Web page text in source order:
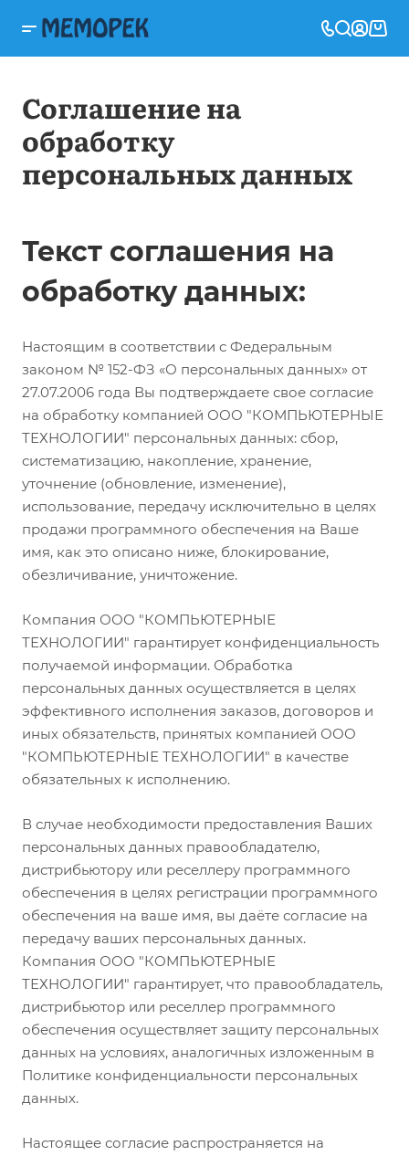
Соглашение на
обработку
персональных данных
Текст соглашения на
обработку данных:
Настоящим в соответствии с Федеральным
законом № 152-ФЗ «О персональных данных» от
27.07.2006 года Вы подтверждаете свое согласие
на обработку компанией ООО "КОМПЬЮТЕРНЫЕ
ТЕХНОЛОГИИ" персональных данных: сбор,
систематизацию, накопление, хранение,
уточнение (обновление, изменение),
использование, передачу исключительно в целях
продажи программного обеспечения на Ваше
имя, как это описано ниже, блокирование,
обезличивание, уничтожение.
Компания ООО "КОМПЬЮТЕРНЫЕ
ТЕХНОЛОГИИ" гарантирует конфиденциальность
получаемой информации. Обработка
персональных данных осуществляется в целях
эффективного исполнения заказов, договоров и
иных обязательств, принятых компанией ООО
"КОМПЬЮТЕРНЫЕ ТЕХНОЛОГИИ" в качестве
обязательных к исполнению.
В случае необходимости предоставления Ваших
персональных данных правообладателю,
дистрибьютору или реселлеру программного
обеспечения в целях регистрации программного
обеспечения на ваше имя, вы даёте согласие на
передачу ваших персональных данных.
Компания ООО "КОМПЬЮТЕРНЫЕ
ТЕХНОЛОГИИ" гарантирует, что правообладатель,
дистрибьютор или реселлер программного
обеспечения осуществляет защиту персональных
данных на условиях, аналогичных изложенным в
Политике конфиденциальности персональных
данных.
Настоящее согласие распространяется на